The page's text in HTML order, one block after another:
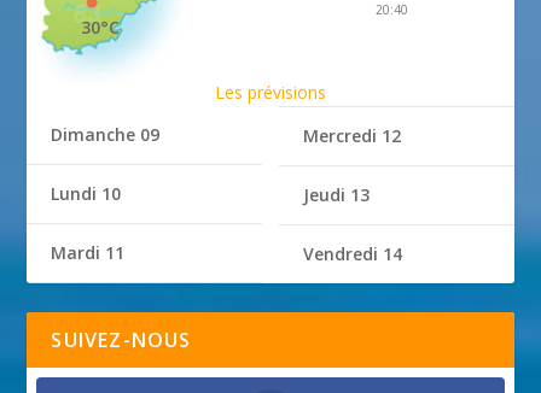
30°C
20:40
Les prévisions
Dimanche 09
Lundi 10
Mardi 11
Mercredi 12
Jeudi 13
Vendredi 14
SUIVEZ-NOUS